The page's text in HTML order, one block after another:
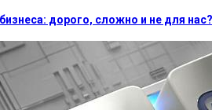
дорого, сложно и не для